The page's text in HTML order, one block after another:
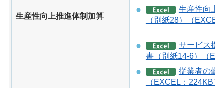
生産性向上推進体制加算
生産性向上
（別紙28）（
サービス提
書（別紙14-6）（
従業者の勤
（EXCEL：224KB）